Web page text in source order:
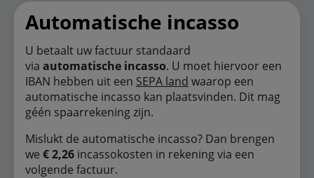
Automatische incasso
U betaalt uw factuur standaard
via automatische incasso. U moet hiervoor een
IBAN hebben uit een SEPA land waarop een
automatische incasso kan plaatsvinden. Dit mag
géén spaarrekening zijn.
Mislukt de automatische incasso? Dan brengen
we € 2,26 incassokosten in rekening via een
volgende factuur.